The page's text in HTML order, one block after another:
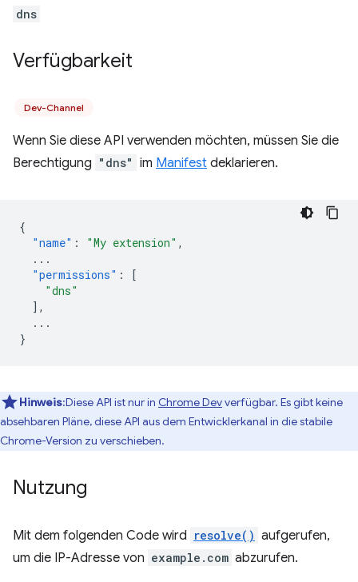
dns
Verfügbarkeit
Dev-Channel
Wenn Sie diese API verwenden möchten, müssen Sie die
Berechtigung "dns" im Manifest deklarieren.
{
"name" : "My extension" ,
...
"permissions" :
[
"dns"
],
...
}
Hinweis:Diese API ist nur in Chrome Devverfügbar. Es gibt keine
absehbaren Pläne, diese API aus dem Entwicklerkanal in die stabile
Chrome-Version zu verschieben.
Nutzung
Mit dem folgenden Code wird resolve() aufgerufen,
um die IP-Adresse von example.com abzurufen.